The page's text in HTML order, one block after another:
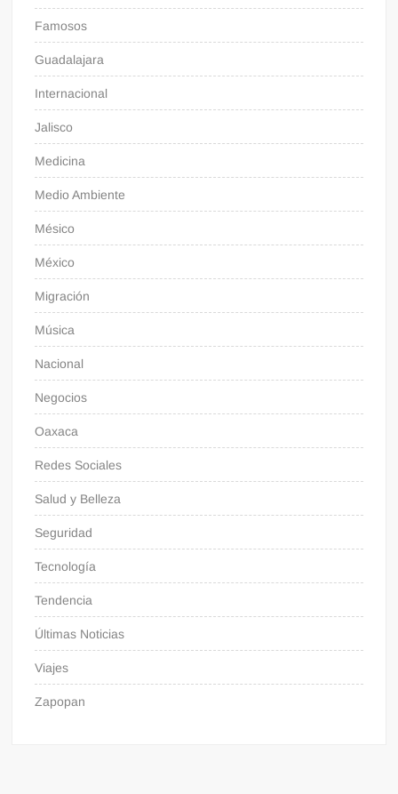
Famosos
Guadalajara
Internacional
Jalisco
Medicina
Medio Ambiente
Mésico
México
Migración
Música
Nacional
Negocios
Oaxaca
Redes Sociales
Salud y Belleza
Seguridad
Tecnología
Tendencia
Últimas Noticias
Viajes
Zapopan